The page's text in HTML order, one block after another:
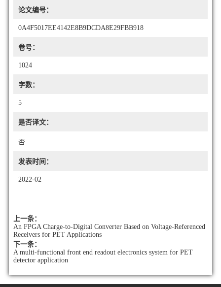
论文编号：
0A4F5017EE4142E8B9DCDA8E29FBB918
卷号：
1024
字数：
5
是否译文：
否
发表时间：
2022-02
上一条：
An FPGA Charge-to-Digital Converter Based on Voltage-Referenced
Receivers for PET Applications
下一条：
A multi-functional front end readout electronics system for PET
detector application